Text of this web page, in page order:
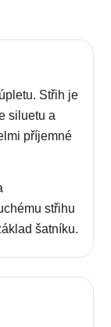
Střih je
siluetu a
příjemné
střihu
šatníku.